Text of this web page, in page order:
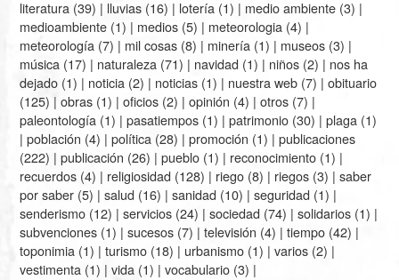
literatura (39) | lluvias (16) | lotería (1) | medio ambiente (3) |
medioambiente (1) | medios (5) | meteorologia (4) |
meteorología (7) | mil cosas (8) | minería (1) | museos (3) |
música (17) | naturaleza (71) | navidad (1) | niños (2) | nos ha
dejado (1) | noticia (2) | noticias (1) | nuestra web (7) |obituario
(125) |obras (1) |oficios (2) |opinión (4) |otros (7) |
paleontología (1) |pasatiempos (1) |patrimonio (30) |plaga (1)
|población (4) |política (28) |promoción (1) |publicaciones
(222) |publicación (26) |pueblo (1) | reconocimiento (1) |
recuerdos (4) | religiosidad (128) | riego (8) | riegos (3) |saber
por saber (5) |salud (16) |sanidad (10) |seguridad (1) |
senderismo (12) |servicios (24) |sociedad (74) |solidarios (1) |
subvenciones (1) |sucesos (7) |televisión (4) |tiempo (42) |
toponimia (1) |turismo (18) | urbanismo (1) |varios (2) |
vestimenta (1) |vida (1) |vocabulario (3) |